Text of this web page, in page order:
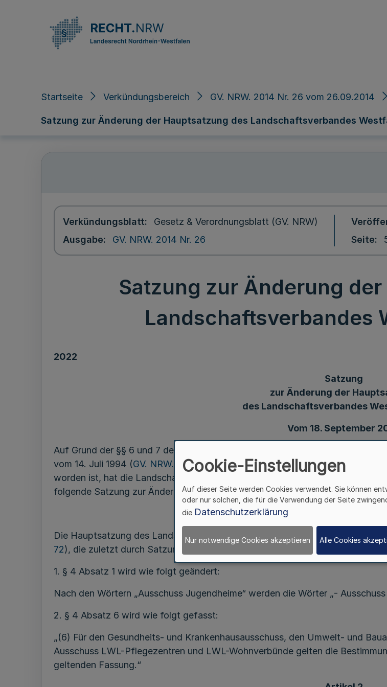
Startseite Verkündungsbereich GV. NRW. 2014 Nr. 26 vom 26.09.2014
Satzung zur Änderung der Hauptsatzung des Landschaftsverbandes
Verkündungsblatt
Gesetz & Verordnungsblatt (GV. NRW)
Ausgabe
GV. NRW. 2014 Nr. 26
Seite
Satzung zur Änderung
Landschaftsverbandes
2022
Satzung
zur Änderung der
des Landschaftsverbandes
Vom 18. September
Auf Grund der §§ 6 und 7 der Landschaftsverbandsordnung für das Land
vom 14. Juli 1994 (GV. NRW. S. 657), von denen § 7 durch Artikel 5 des
worden ist, hat die Landschaftsversammlung des Landschaftsverbandes
folgende Satzung zur Änderung der Hauptsatzung beschlossen:
Die Hauptsatzung des Landschaftsverbandes Westfalen-Lippe in der
72), die zuletzt durch Satzung vom 28. Januar 2010 ( )
1. § 4 Absatz 1 wird wie folgt geändert:
Nach den Wörtern „Ausschuss Jugendheime“ werden die Wörter „-
2. § 4 Absatz 6 wird wie folgt gefasst:
„(6) Für den Gesundheits- und Krankenhausausschuss, den Umwelt- und
Ausschuss LWL-Pflegezentren und LWL-Wohnverbünde gelten die
geltenden Fassung.“
Cookie-Einstellungen
Auf dieser Seite werden Cookies verwendet. Sie können
oder nur solchen, die für die Verwendung der Seite
die Datenschutzerklärung
Nur notwendige Cookies akzeptieren Alle Cookies